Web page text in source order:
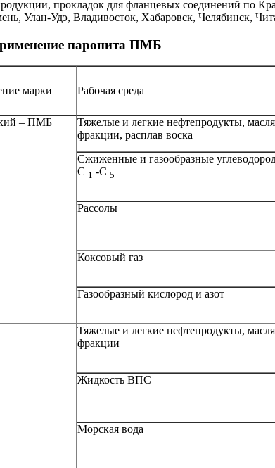
прокладок для фланцевых соединений по
Улан-Удэ, Владивосток, Хабаровск, Челябинск,
паронита ПМБ
марки Рабочая среда
– ПМБ
Тяжелые и легкие нефтепродукты,
фракции, расплав воска
Сжиженные и газообразные
С 1 -С 5
Рассолы
Коксовый газ
Газообразный кислород и азот
Тяжелые и легкие нефтепродукты,
фракции
Жидкость ВПС
Морская вода